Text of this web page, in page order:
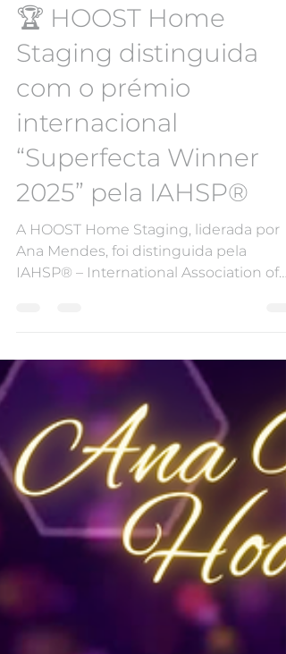
30 de out. de 2025
2 min de leitura
🏆 HOOST Home
Staging distinguida
com o prémio
internacional
“Superfecta Winner
2025” pela IAHSP®
A HOOST Home Staging, liderada por
das mais prestigiadas distinções
internacionais no setor do home
staging e design imobiliário